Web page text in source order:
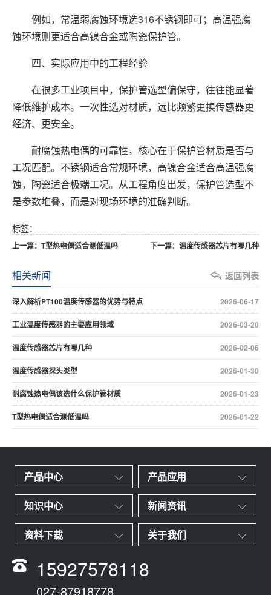
例如，常温弱腐蚀环境选316不锈钢即可；高温强腐
蚀环境则更适合高镍合金或陶瓷保护管。
四、实际应用中的工程经验
在很多工业项目中，保护管选型偏保守，往往能显著
降低维护成本。一次性选对材质，远比频繁更换传感器更
经济、更安全。
耐腐蚀热电偶的可靠性，核心在于保护管材质是否与
工况匹配。不锈钢适合常规环境，高镍合金适合高温强腐
蚀，陶瓷适合极端工况。从工程角度出发，保护管选型不
是参数堆叠，而是对现场环境的准确判断。
标签：
上一篇：T型热电偶适合测低温吗 下一篇：温度传感器芯片有哪几种
返回列表
相关新闻
2026-06-17
深入解析PT100温度传感器的优势与特点
2026-03-20
工业温度传感器的主要应用领域
2026-02-06
温度传感器芯片有哪几种
2026-01-30
温度传感器探头类型
2026-01-23
耐腐蚀热电偶该选什么保护管材质
2026-01-22
T型热电偶适合测低温吗
产品中心 产品应用
知识中心 新闻资讯
资料下载 关于我们
15927578118
027-87918778